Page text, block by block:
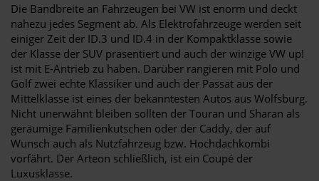
Die Bandbreite an Fahrzeugen bei VW ist enorm und deckt
nahezu jedes Segment ab. Als Elektrofahrzeuge werden seit
einiger Zeit der ID.3 und ID.4 in der Kompaktklasse sowie
der Klasse der SUV präsentiert und auch der winzige VW up!
ist mit E-Antrieb zu haben. Darüber rangieren mit Polo und
Golf zwei echte Klassiker und auch der Passat aus der
Mittelklasse ist eines der bekanntesten Autos aus Wolfsburg.
Nicht unerwähnt bleiben sollten der Touran und Sharan als
geräumige Familienkutschen oder der Caddy, der auf
Wunsch auch als Nutzfahrzeug bzw. Hochdachkombi
vorfährt. Der Arteon schließlich, ist ein Coupé der
Luxusklasse.